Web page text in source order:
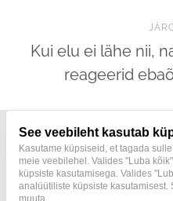
Kui elu ei lähe nii,
reageerid
Terapeut ja
See veebileht kasutab
Kasutame küpsiseid, et tagada
meie veebilehel. Valides "Luba
küpsiste kasutamisega. Valides
analüütiliste küpsiste kasutamisest.
muuta.